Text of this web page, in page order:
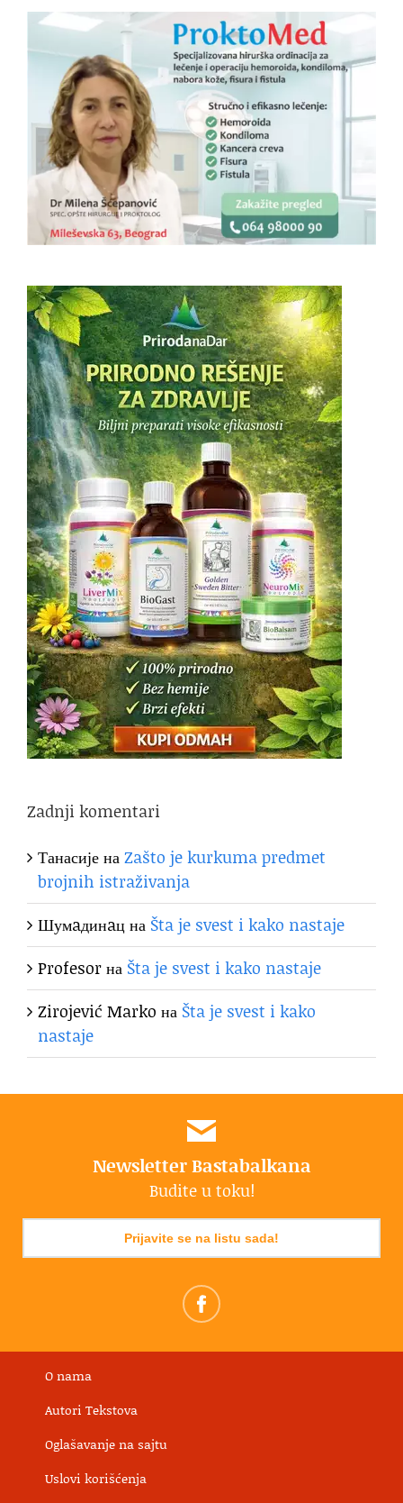
Zadnji komentari
ТанасијенаZašto je kurkuma predmet
brojnih istraživanja
Шумaдинaцна Šta je svest i kako nastaje
Profesorна Šta je svest i kako nastaje
Zirojević Marko на Šta je svest i kako
nastaje
Newsletter Bastabalkana
Budite u toku!
Prijavite se na listu sada!
O nama
Autori Tekstova
Oglašavanje na sajtu
Uslovi korišćenja